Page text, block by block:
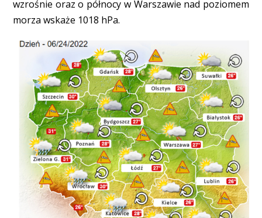
wzrośnie oraz o północy w Warszawie nad poziomem
morza wskaże 1018 hPa.